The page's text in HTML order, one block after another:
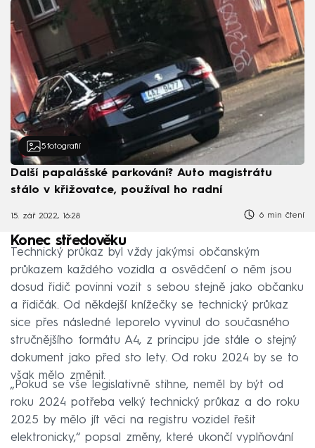
5 fotografií
Další papalášské parkování? Auto magistrátu
stálo v křižovatce, používal ho radní
15. zář 2022, 16:28 6 min čtení
Konec středověku
Technický průkaz byl vždy jakýmsi občanským
průkazem každého vozidla a osvědčení o něm jsou
dosud řidič povinni vozit s sebou stejně jako občanku
a řidičák. Od někdejší knížečky se technický průkaz
sice přes následné leporelo vyvinul do současného
stručnějšího formátu A4, z principu jde stále o stejný
dokument jako před sto lety. Od roku 2024 by se to
však mělo změnit.
„Pokud se vše legislativně stihne, neměl by být od
roku 2024 potřeba velký technický průkaz a do roku
2025 by mělo jít věci na registru vozidel řešit
elektronicky,“ popsal změny, které ukončí vyplňování